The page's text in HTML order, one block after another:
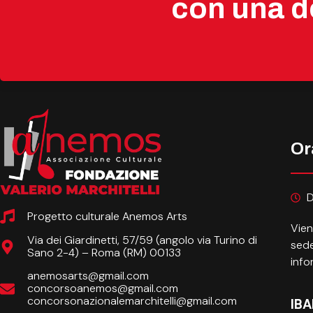
con una
Progetto culturale Anemos Arts
Via dei Giardinetti, 57/59 (angolo via Turino di
Sano 2-4) – Roma (RM) 00133
anemosarts@gmail.com
concorsoanemos@gmail.com
concorsonazionalemarchitelli@gmail.com